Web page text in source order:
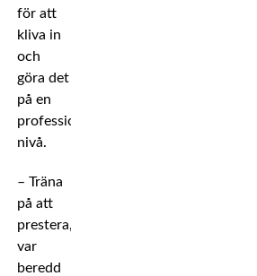
för att
kliva in
och
göra det
på en
professionell
nivå.
– Träna
på att
prestera,
var
beredd